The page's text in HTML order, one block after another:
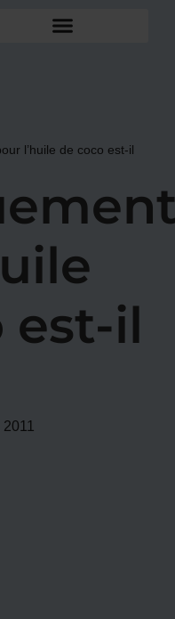
l’huile de coco est-il
est-il